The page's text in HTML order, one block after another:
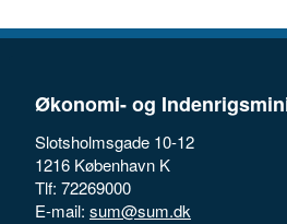
Økonomi- og
Slotsholmsgade 10-12
1216 København K
Tlf: 72269000
E-mail: sum@sum.dk